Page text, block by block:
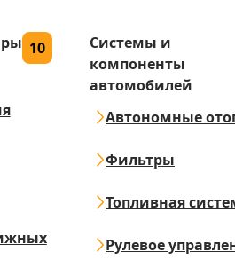
10
Системы и
компоненты
автомобилей
Автономные
Фильтры
Топливная
Рулевое